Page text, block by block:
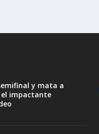
y mata a
impactante